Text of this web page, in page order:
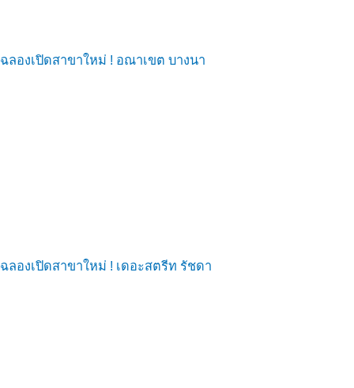
ฉลองเปิดสาขาใหม่ ! อณาเขต บางนา
ฉลองเปิดสาขาใหม่ ! เดอะสตรีท รัชดา